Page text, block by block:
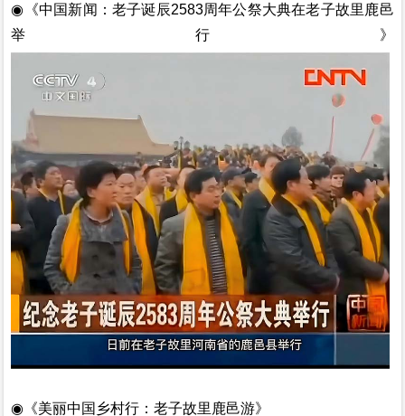
◉ 《中国新闻：老子诞辰2583周年公祭大典在老子故里鹿邑
举行》
◉《美丽中国乡村行：老子故里鹿邑游》